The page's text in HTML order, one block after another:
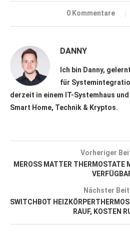
0 Kommentare
DANNY
Ich bin Danny,
für
derzeit in einem IT-Systemhaus
Smart Home, Technik & Kryptos.
Vorheriger
MEROSS MATTER THERMOSTATE
Nächster
SWITCHBOT
RAUF, KOSTEN